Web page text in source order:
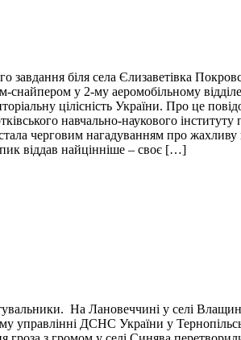
біля села Єлизаветівка
снайпером у 2-му аеромобільному
цілісність України. Про це
навчально-наукового інституту
черговим нагадуванням про жахливу
віддав найцінніше – своє […]
На Лановеччині у селі
ДСНС України у